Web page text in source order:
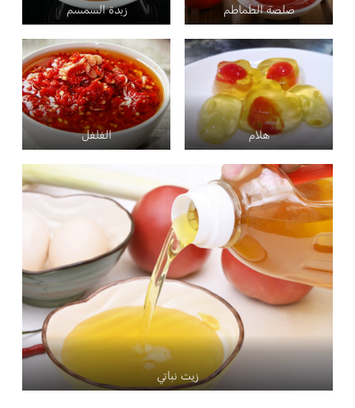
صلصة الطماطم زبدة السمسم
هلام الفلفل
زيت نباتي